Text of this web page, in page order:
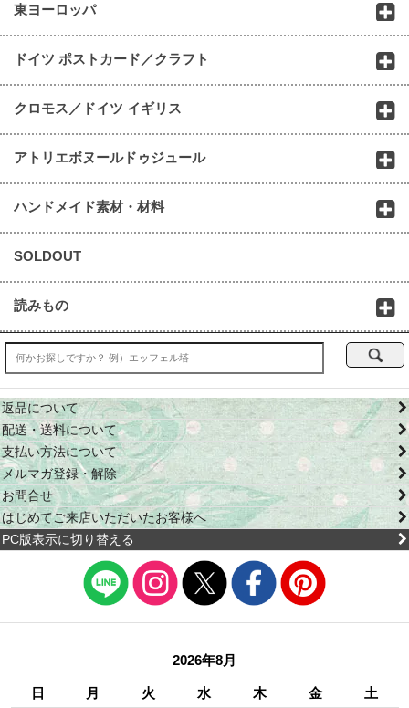
東ヨーロッパ
ドイツ ポストカード／クラフト
クロモス／ドイツ イギリス
アトリエボヌールドゥジュール
ハンドメイド素材・材料
SOLDOUT
読みもの
返品について
配送・送料について
支払い方法について
メルマガ登録・解除
お問合せ
はじめてご来店いただいたお客様へ
PC版表示に切り替える
2026年8月
日 月 火 水 木 金
土